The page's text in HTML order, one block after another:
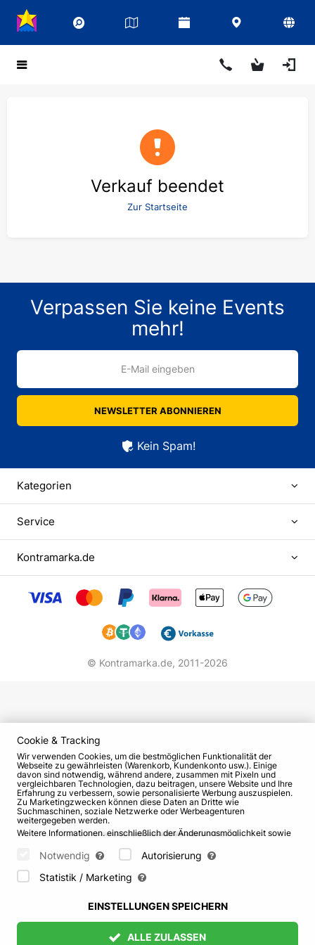
Verkauf beendet
Zur Startseite
Verpassen Sie keine Events
mehr!
E-Mail eingeben
NEWSLETTER ABONNIEREN
Kein Spam!
Kategorien
Service
Kontramarka.de
© Kontramarka.de, 2011-2026
Cookie & Tracking
Wir verwenden Cookies, um die bestmöglichen Funktionalität der
Webseite zu gewährleisten (Warenkorb, Kundenkonto usw.). Einige
davon sind notwendig, während andere, zusammen mit Pixeln und
vergleichbaren Technologien, dazu beitragen, unsere Website und Ihre
Erfahrung zu verbessern, sowie personalisierte Werbung auszuspielen.
Zu Marketingzwecken können diese Daten an Dritte wie
Suchmaschinen, soziale Netzwerke oder Werbeagenturen
weitergegeben werden.
Weitere Informationen, einschließlich der Änderungsmöglichkeit sowie
Bitte wählen Sie unten aus, welche Cookies gesetzt werden können
und bestätigen Sie durch Klicken auf "Einstellungen speichern" oder
akzeptieren Sie alle Cookies durch Klicken auf "Alle zulassen":
Notwendig
Autorisierung
Statistik / Marketing
EINSTELLUNGEN SPEICHERN
ALLE ZULASSEN